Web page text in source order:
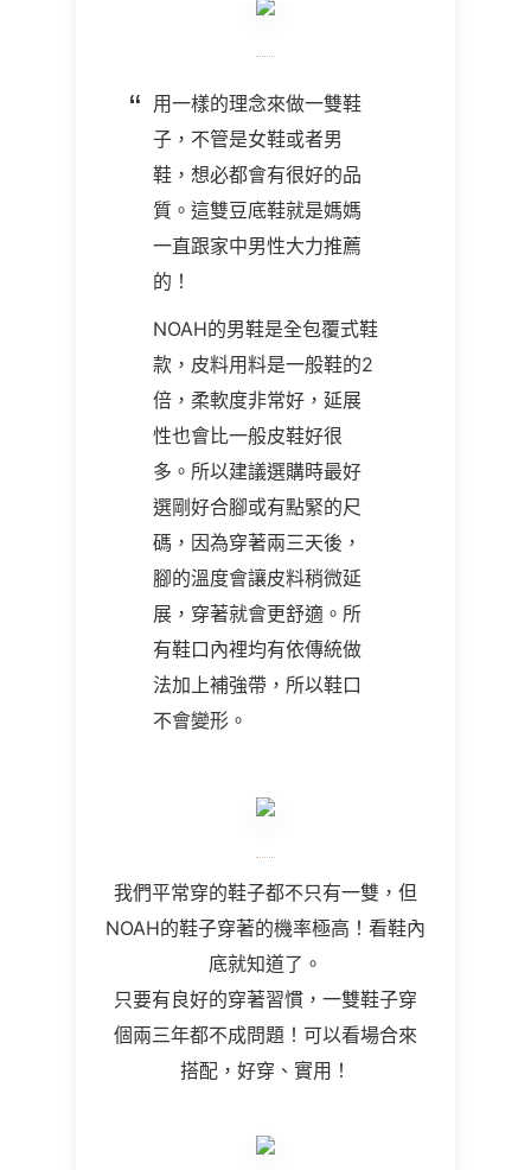
用一樣的理念來做一雙鞋
子，不管是女鞋或者男
鞋，想必都會有很好的品
質。這雙豆底鞋就是媽媽
一直跟家中男性大力推薦
的！
NOAH的男鞋是全包覆式鞋
款，皮料用料是一般鞋的2
倍，柔軟度非常好，延展
性也會比一般皮鞋好很
多。所以建議選購時最好
選剛好合腳或有點緊的尺
碼，因為穿著兩三天後，
腳的溫度會讓皮料稍微延
展，穿著就會更舒適。所
有鞋口內裡均有依傳統做
法加上補強帶，所以鞋口
不會變形。
我們平常穿的鞋子都不只有一雙，但
NOAH的鞋子穿著的機率極高！看鞋內
底就知道了。
只要有良好的穿著習慣，一雙鞋子穿
個兩三年都不成問題！可以看場合來
搭配，好穿、實用！